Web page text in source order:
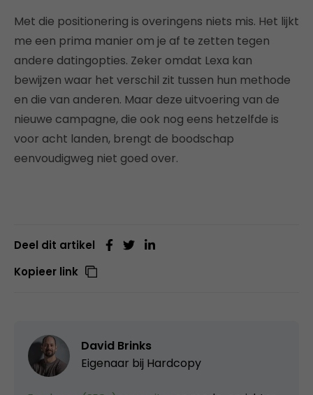
Met die positionering is overingens niets mis. Het lijkt
me een prima manier om je af te zetten tegen
andere datingopties. Zeker omdat Lexa kan
bewijzen waar het verschil zit tussen hun methode
en die van anderen. Maar deze uitvoering van de
nieuwe campagne, die ook nog eens hetzelfde is
voor acht landen, brengt de boodschap
eenvoudigweg niet goed over.
Deel dit artikel
Kopieer link
David Brinks
Eigenaar bij Hardcopy